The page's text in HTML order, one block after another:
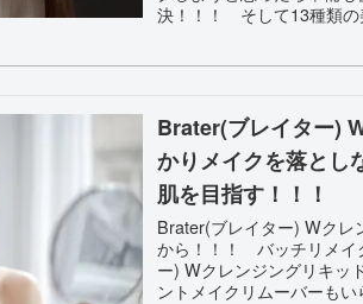
決！！！ そして13種類の
Brater(ブレイター)
かりメイクを落とし
肌を目指す！！！
Brater(ブレイター) Wク
から！！！ バッチリメイ
ー) Wクレンジングリキ
ントメイクリムーバーもい